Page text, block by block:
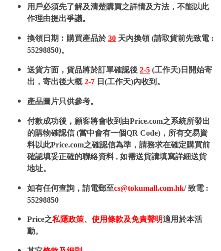
用戶必須先了解及清楚購買之詳情及方法，不能以此
作理由提出爭議。
換領日期︰購買產品於30 天內換領 (請取貨前先致電 :
55298850)。
送貨方面，貨品將於訂單確認後 2-5 (工作天)日開始寄
出，寄出後大概2-7 日(工作天)內收到。
產品圖片只供參考。
付款成功後，顧客將會收到由Price.com之系統所發出
的購物確認信 (當中會有一個QR Code)，所有交易資
料以此Price.com之確認信為準，請務求在確定購買前
確認填妥正確的聯絡資料 , 如需送貨請填寫詳細送貨
地址。
如有任何查詢，請電郵至cs@tokumall.com.hk/ 致電 :
55298850
Price之私隱政策、 使用條款及免責聲明適用於本活
動。